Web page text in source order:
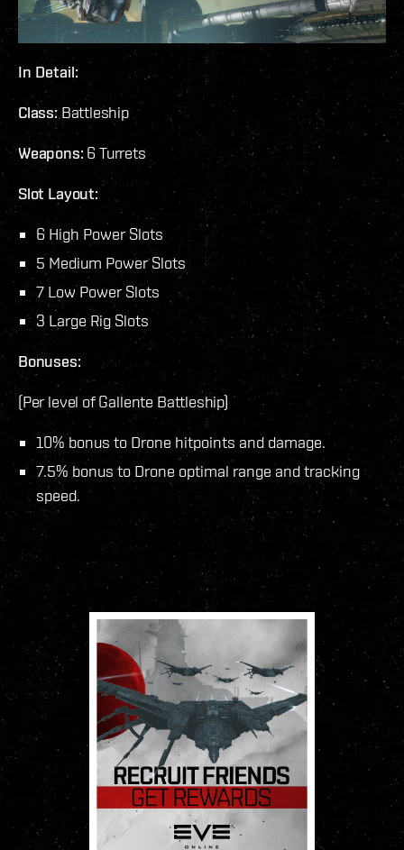
In Detail:
Class:Battleship
Weapons: 6 Turrets
Slot Layout:
6 High Power Slots
5 Medium Power Slots
7 Low Power Slots
3 Large Rig Slots
Bonuses:
(Per level of Gallente Battleship)
10% bonus to Drone hitpoints and damage.
7.5% bonus to Drone optimal range and tracking
speed.